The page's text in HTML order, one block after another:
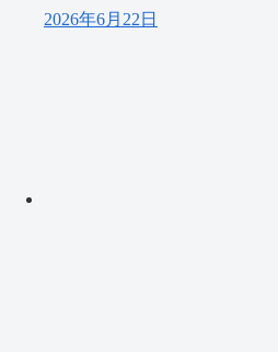
2026年6月22日